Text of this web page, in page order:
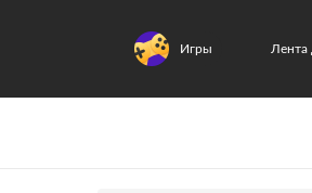
Игры Лента